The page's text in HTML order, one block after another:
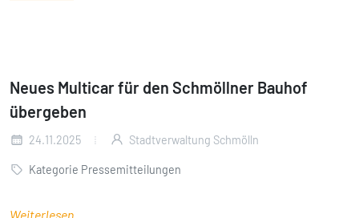
Neues Multicar für den Schmöllner Bauhof
übergeben
24.11.2025 Stadtverwaltung Schmölln
Kategorie Pressemitteilungen
Weiterlesen